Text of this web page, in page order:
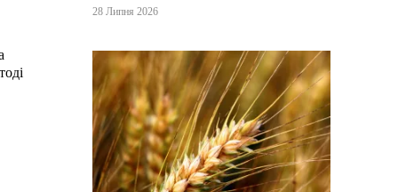
28 Липня 2026